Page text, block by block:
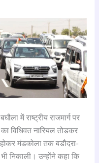
में राष्ट्रीय राजमार्ग पर
विधिवत नारियल तोडकर
मंडकोला तक बडौदरा-
निकाली। उन्होंने कहा कि